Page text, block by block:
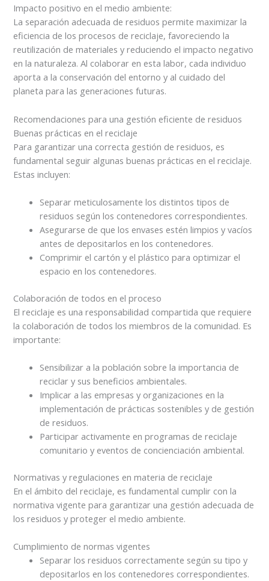
Impacto positivo en el medio ambiente:
La separación adecuada de residuos permite maximizar la
eficiencia de los procesos de reciclaje, favoreciendo la
reutilización de materiales y reduciendo el impacto negativo
en la naturaleza. Al colaborar en esta labor, cada individuo
aporta a la conservación del entorno y al cuidado del
planeta para las generaciones futuras.
Recomendaciones para una gestión eficiente de residuos
Buenas prácticas en el reciclaje
Para garantizar una correcta gestión de residuos, es
fundamental seguir algunas buenas prácticas en el reciclaje.
Estas incluyen:
Separar meticulosamente los distintos tipos de
residuos según los contenedores correspondientes.
Asegurarse de que los envases estén limpios y vacíos
antes de depositarlos en los contenedores.
Comprimir el cartón y el plástico para optimizar el
espacio en los contenedores.
Colaboración de todos en el proceso
El reciclaje es una responsabilidad compartida que requiere
la colaboración de todos los miembros de la comunidad. Es
importante:
Sensibilizar a la población sobre la importancia de
reciclar y sus beneficios ambientales.
Implicar a las empresas y organizaciones en la
implementación de prácticas sostenibles y de gestión
de residuos.
Participar activamente en programas de reciclaje
comunitario y eventos de concienciación ambiental.
Normativas y regulaciones en materia de reciclaje
En el ámbito del reciclaje, es fundamental cumplir con la
normativa vigente para garantizar una gestión adecuada de
los residuos y proteger el medio ambiente.
Cumplimiento de normas vigentes
Separar los residuos correctamente según su tipo y
depositarlos en los contenedores correspondientes.